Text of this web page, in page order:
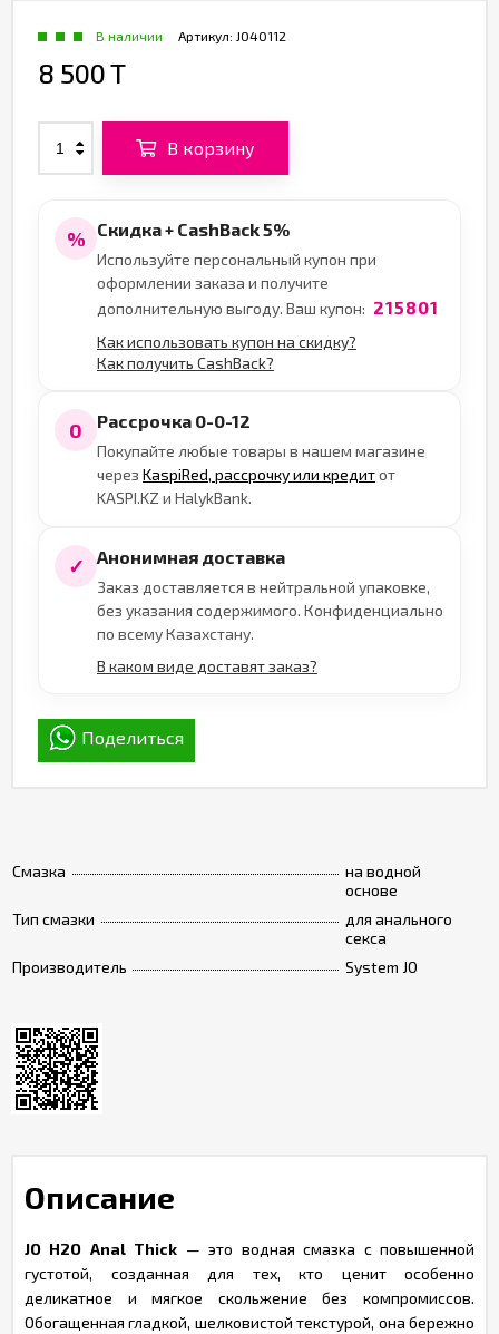
Смазка
на водной
основе
Тип смазки
для анального
секса
Производитель
System JO
Артикул: JO40112
В наличии
8 500 T
В корзину
% Скидка + CashBack 5%
Используйте персональный купон при
оформлении заказа и получите
дополнительную выгоду. Ваш купон: 215801
Как использовать купон на скидку?
Как получить CashBack?
0 Рассрочка 0-0-12
Покупайте любые товары в нашем магазине
через KaspiRed, рассрочку или кредитот
KASPI.KZ и HalykBank.
✓ Анонимная доставка
Заказ доставляется в нейтральной упаковке,
без указания содержимого. Конфиденциально
по всему Казахстану.
В каком виде доставят заказ?
Поделиться
Описание
JO H2O Anal Thick — это водная смазка с повышенной
густотой, созданная для тех, кто ценит особенно
деликатное и мягкое скольжение без компромиссов.
Обогащенная гладкой, шелковистой текстурой, она бережно